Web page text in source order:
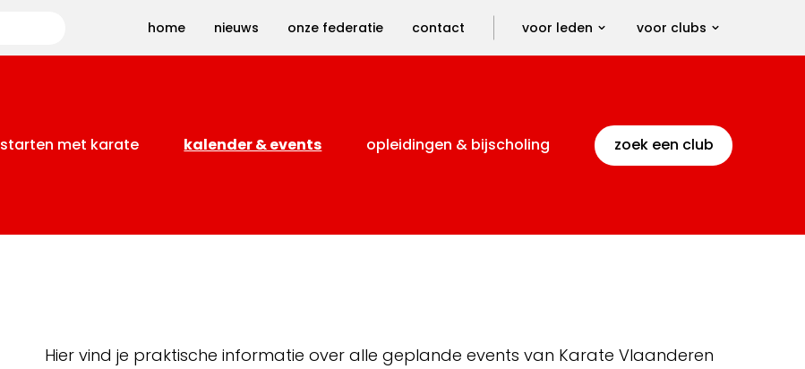
home nieuws onze federatie contact voor leden voor clubs
starten met karate kalender & events opleidingen & bijscholing zoek een club
Hier vind je praktische informatie over alle geplande events van Karate Vlaanderen